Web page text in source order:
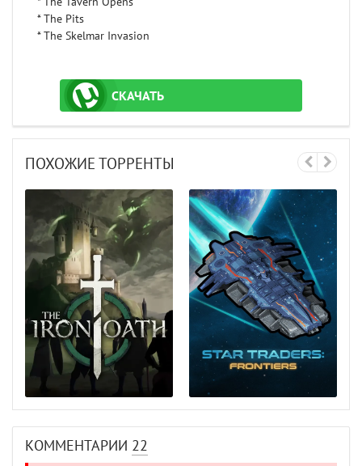
* The Pits
* The Skelmar Invasion
СКАЧАТЬ
ТОРРЕНТ
ПОХОЖИЕ ТОРРЕНТЫ
КОММЕНТАРИИ 22